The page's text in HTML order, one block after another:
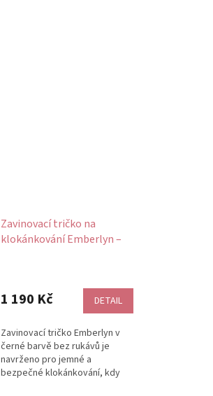
Zavinovací tričko na
klokánkování Emberlyn –
1 190 Kč DETAIL
Zavinovací tričko Emberlyn v
černé barvě bez rukávů je
navrženo pro jemné a
bezpečné klokánkování, kdy